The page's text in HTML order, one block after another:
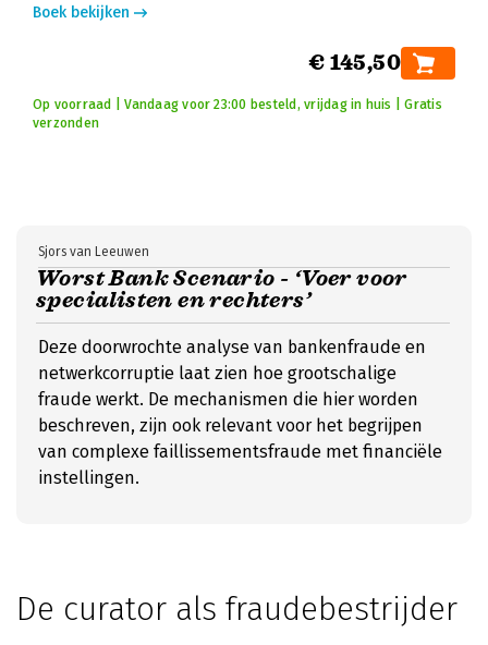
Boek bekijken
€ 145,50
Op voorraad | Vandaag voor 23:00 besteld, vrijdag in huis | Gratis
verzonden
Worst Bank Scenario - ‘Voer voor
specialisten en rechters’
Sjors van Leeuwen
Deze doorwrochte analyse van bankenfraude en
netwerkcorruptie laat zien hoe grootschalige
fraude werkt. De mechanismen die hier worden
beschreven, zijn ook relevant voor het begrijpen
van complexe faillissementsfraude met financiële
instellingen.
De curator als fraudebestrijder